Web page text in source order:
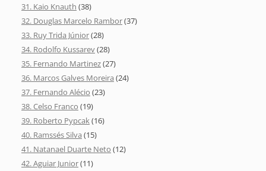
31. Kaio Knauth (38)
32. Douglas Marcelo Rambor(37)
33. Ruy Trida Júnior(28)
34. Rodolfo Kussarev(28)
35. Fernando Martinez(27)
36. Marcos Galves Moreira (24)
37. Fernando Alécio (23)
38. Celso Franco (19)
39. Roberto Pypcak(16)
40. Ramssés Silva (15)
41. Natanael Duarte Neto (12)
42. Aguiar Junior(11)